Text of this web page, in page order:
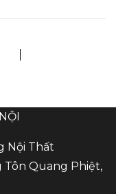
Nội Thất
Tôn Quang Phiệt,